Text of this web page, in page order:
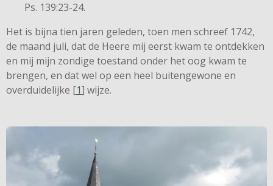
Ps. 139:23-24.
Het is bijna tien jaren geleden, toen men schreef 1742,
de maand juli, dat de Heere mij eerst kwam te ontdekken
en mij mijn zondige toestand onder het oog kwam te
brengen, en dat wel op een heel buitengewone en
overduidelijke [1] wijze.